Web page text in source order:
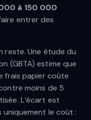
à 150 000
entrer des
reste. Une étude du
(GBTA) estime que
frais papier coûte
moins de 5
L’écart est
uniquement le coût :